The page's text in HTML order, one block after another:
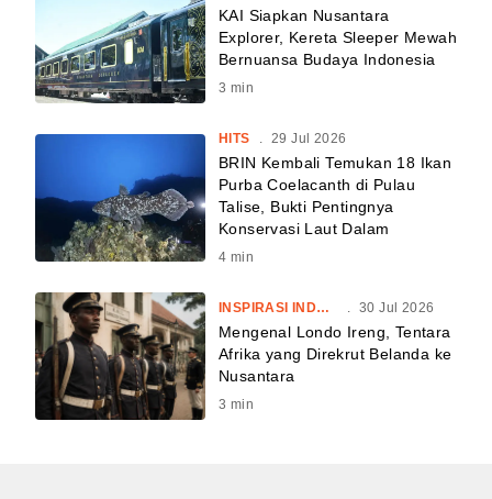
KAI Siapkan Nusantara
Explorer, Kereta Sleeper Mewah
Bernuansa Budaya Indonesia
3 min
HITS 29 Jul 2026
BRIN Kembali Temukan 18 Ikan
Purba Coelacanth di Pulau
Talise, Bukti Pentingnya
Konservasi Laut Dalam
4 min
INSPIRASI INDONESIA 30 Jul 2026
Mengenal Londo Ireng, Tentara
Afrika yang Direkrut Belanda ke
Nusantara
3 min